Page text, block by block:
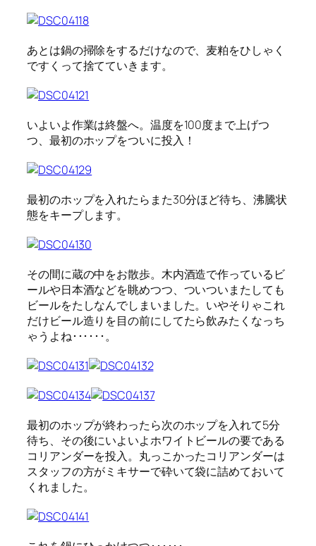
あとは鍋の掃除をするだけなので、麦粕をひしゃく
ですくって捨てていきます。
いよいよ作業は終盤へ。温度を100度まで上げつ
つ、最初のホップをついに投入！
最初のホップを入れたらまた30分ほど待ち、沸騰状
態をキープします。
その間に蔵の中をお散歩。木内酒造で作っているビ
ールや日本酒などを眺めつつ、ついついまたしても
ビールをたしなんでしまいました。いやそりゃこれ
だけビール造りを目の前にしてたら飲みたくなっち
ゃうよね･･････。
最初のホップが終わったら次のホップを入れて5分
待ち、その後にいよいよホワイトビールの要である
コリアンダーを投入。丸っこかったコリアンダーは
スタッフの方がミキサーで砕いて袋に詰めておいて
くれました。